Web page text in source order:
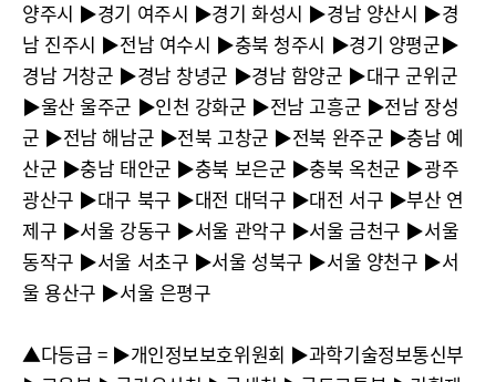
양주시 ▶︎경기 여주시 ▶︎경기 화성시 ▶︎경남 양산시 ▶︎경
남 진주시 ▶︎전남 여수시 ▶︎충북 청주시 ▶︎경기 양평군▶︎
경남 거창군 ▶︎경남 창녕군 ▶︎경남 함양군 ▶︎대구 군위군
▶︎울산 울주군 ▶︎인천 강화군 ▶︎전남 고흥군 ▶︎전남 장성
군 ▶︎전남 해남군 ▶︎전북 고창군 ▶︎전북 완주군 ▶︎충남 예
산군 ▶︎충남 태안군 ▶︎충북 보은군 ▶︎충북 옥천군 ▶︎광주
광산구 ▶︎대구 북구 ▶︎대전 대덕구 ▶︎대전 서구 ▶︎부산 연
제구 ▶︎서울 강동구 ▶︎서울 관악구 ▶︎서울 금천구 ▶︎서울
동작구 ▶︎서울 서초구 ▶︎서울 성북구 ▶︎서울 양천구 ▶︎서
울 용산구 ▶︎서울 은평구
▲다등급 = ▶︎개인정보보호위원회 ▶︎과학기술정보통신부